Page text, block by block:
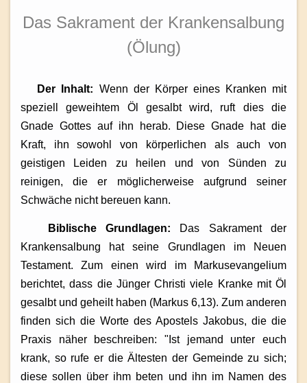
Das Sakrament der Krankensalbung
(Ölung)
Der Inhalt: Wenn der Körper eines Kranken mit
speziell geweihtem Öl gesalbt wird, ruft dies die
Gnade Gottes auf ihn herab. Diese Gnade hat die
Kraft, ihn sowohl von körperlichen als auch von
geistigen Leiden zu heilen und von Sünden zu
reinigen, die er möglicherweise aufgrund seiner
Schwäche nicht bereuen kann.
Biblische Grundlagen: Das Sakrament der
Krankensalbung hat seine Grundlagen im Neuen
Testament. Zum einen wird im Markusevangelium
berichtet, dass die Jünger Christi viele Kranke mit Öl
gesalbt und geheilt haben (Markus 6,13). Zum anderen
finden sich die Worte des Apostels Jakobus, die die
Praxis näher beschreiben: "Ist jemand unter euch
krank, so rufe er die Ältesten der Gemeinde zu sich;
diese sollen über ihm beten und ihn im Namen des